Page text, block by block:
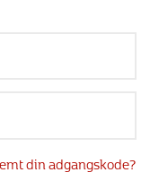
din adgangskode?